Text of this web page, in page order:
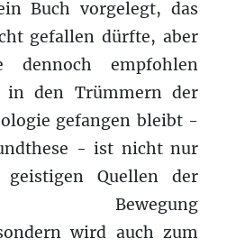
Buch vorgelegt, das
gefallen dürfte, aber
dennoch empfohlen
in den Trümmern der
gefangen bleibt -
- ist nicht nur
Quellen der
Bewegung
wird auch zum